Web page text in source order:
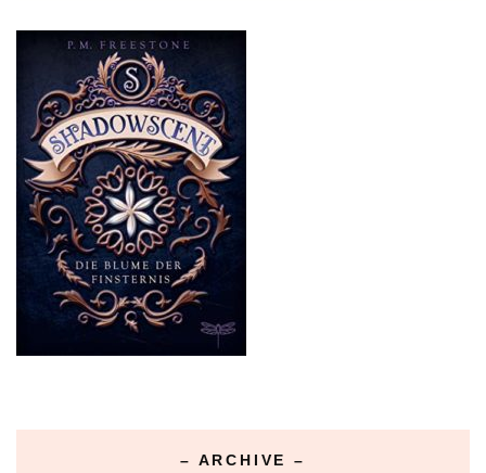
– ARCHIVE –